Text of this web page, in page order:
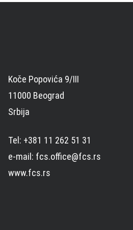
Koče Popovića 9/III
11000 Beograd
Srbija
Tel: +381 11 262 51 31
e-mail: fcs.office@fcs.rs
www.fcs.rs